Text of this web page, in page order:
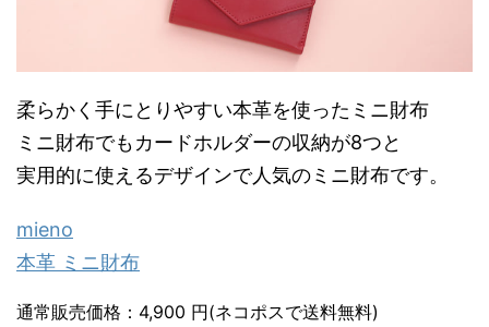
柔らかく手にとりやすい本革を使ったミニ財布
ミニ財布でもカードホルダーの収納が8つと
実用的に使えるデザインで人気のミニ財布です。
mieno
本革 ミニ財布
通常販売価格：4,900 円(ネコポスで送料無料)